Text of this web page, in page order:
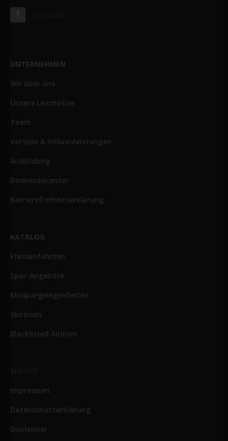
UNTERNEHMEN
Wir über uns
Unsere Leitmotive
Team
Vorteile & Inklusivleistungen
Ausbildung
Downloadcenter
Barrierefreiheitserklärung
KATALOG
Klassenfahrten
Spar-Angebote
Mitspargelegenheiten
Skireisen
Blacklisted Airlines
Impressum
Datenschutzerklärung
Disclaimer